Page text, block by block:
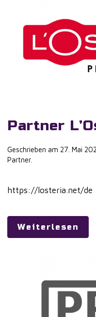
Partner
Geschrieben am 27. Mai
Partner.
https://losteria.net/de
Weiterlesen